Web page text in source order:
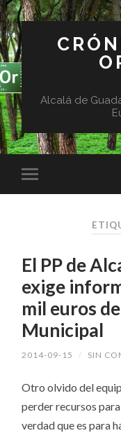
Alcalá de
El PP de
exige
mil euros
Municipal
2014-09-15 / SIN
Otro olvido del
perder recursos
verdad que es para